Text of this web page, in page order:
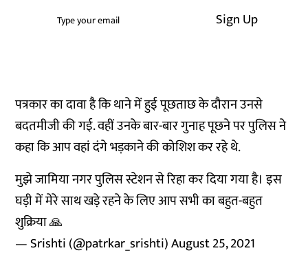
Sign Up
पत्रकार का दावा है कि थाने में हुई पूछताछ के दौरान उनसे
बदतमीजी की गई. वहीं उनके बार-बार गुनाह पूछने पर पुलिस ने
कहा कि आप वहां दंगे भड़काने की कोशिश कर रहे थे.
मुझे जामिया नगर पुलिस स्टेशन से रिहा कर दिया गया है। इस
घड़ी में मेरे साथ खड़े रहने के लिए आप सभी का बहुत-बहुत
शुक्रिया 🙏
— Srishti (@patrkar_srishti)August 25, 2021